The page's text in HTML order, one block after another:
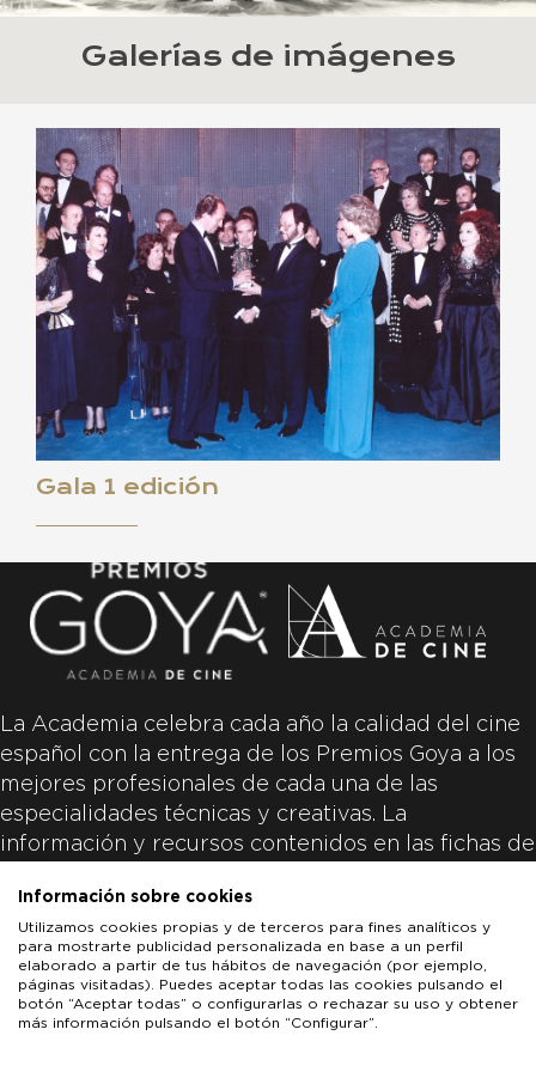
Galerías de imágenes
Gala 1 edición
La Academia celebra cada año la calidad del cine
español con la entrega de los Premios Goya a los
mejores profesionales de cada una de las
especialidades técnicas y creativas. La
información y recursos contenidos en las fichas de
productoras de las películas y responsabilidad
única y exclusiva de las mismas.
Información sobre cookies
Utilizamos cookies propias y de terceros para fines analíticos y
para mostrarte publicidad personalizada en base a un perfil
elaborado a partir de tus hábitos de navegación (por ejemplo,
páginas visitadas). Puedes aceptar todas las cookies pulsando el
botón “Aceptar todas” o configurarlas o rechazar su uso y obtener
más información pulsando el botón “Configurar”.